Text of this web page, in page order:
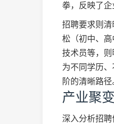
拳，反映了企
招聘要求则
松（初中、高
技术员等，则
为不同学历
阶的清晰路径
产业聚
深入分析招